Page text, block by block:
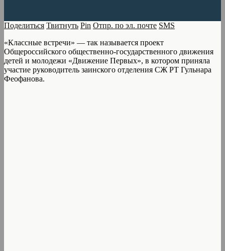
Поделиться Твитнуть Pin Отпр. по эл. почте SMS
«Классные встречи» — так называется проект
Общероссийского общественно-государственного движения
детей и молодежи «Движение Первых», в котором приняла
участие руководитель заинского отделения СЖ РТ Гульнара
Феофанова.